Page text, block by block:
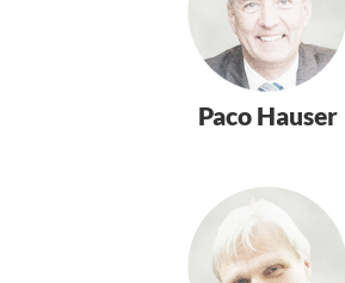
Paco Hauser